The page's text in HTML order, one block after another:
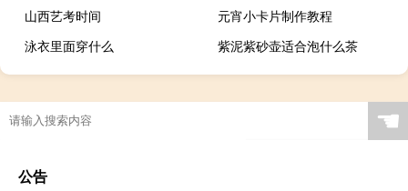
山西艺考时间
元宵小卡片制作教程
泳衣里面穿什么
紫泥紫砂壶适合泡什么茶
☚
公告